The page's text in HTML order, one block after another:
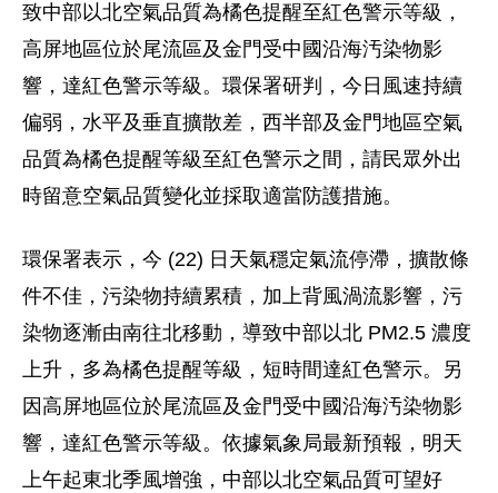
致中部以北空氣品質為橘色提醒至紅色警示等級，
高屏地區位於尾流區及金門受中國沿海汚染物影
響，達紅色警示等級。環保署研判，今日風速持續
偏弱，水平及垂直擴散差，西半部及金門地區空氣
品質為橘色提醒等級至紅色警示之間，請民眾外出
時留意空氣品質變化並採取適當防護措施。
環保署表示，今 (22) 日天氣穩定氣流停滯，擴散條
件不佳，污染物持續累積，加上背風渦流影響，污
染物逐漸由南往北移動，導致中部以北 PM2.5 濃度
上升，多為橘色提醒等級，短時間達紅色警示。另
因高屏地區位於尾流區及金門受中國沿海汚染物影
響，達紅色警示等級。依據氣象局最新預報，明天
上午起東北季風增強，中部以北空氣品質可望好